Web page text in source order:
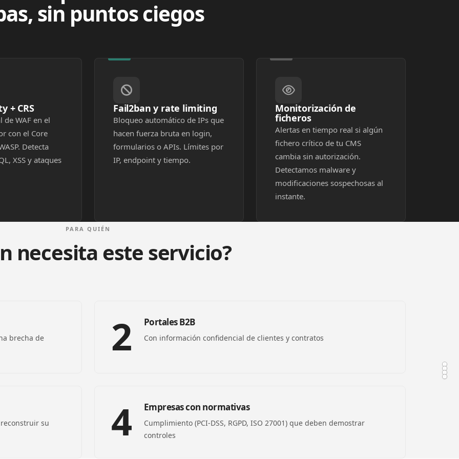
sin puntos ciegos
+ CRS
de WAF en el
con el Core
Detecta
XSS y ataques
Fail2ban y rate limiting
Bloqueo automático de IPs que
hacen fuerza bruta en login,
formularios o APIs. Límites por
IP, endpoint y tiempo.
Monitorización de
ficheros
Alertas en tiempo real si algún
fichero crítico de tu CMS
cambia sin autorización.
Detectamos malware y
modificaciones sospechosas al
instante.
PARA QUIÉN
necesita este servicio?
brecha de 2 Portales B2B
Con información confidencial de clientes y contratos
su 4 Empresas con normativas
Cumplimiento (PCI-DSS, RGPD, ISO 27001) que deben demostrar
controles